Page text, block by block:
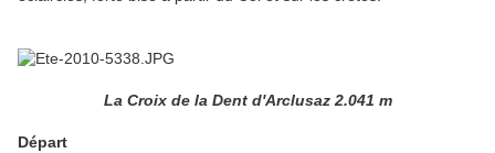
La Croix de la Dent d'Arclusaz 2.041 m
Départ